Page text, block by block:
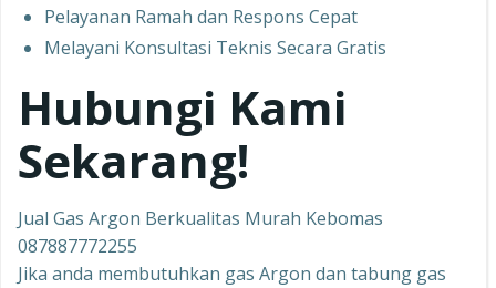
Pelayanan Ramah dan Respons Cepat
Melayani Konsultasi Teknis Secara Gratis
Hubungi Kami
Sekarang!
Jual Gas Argon Berkualitas Murah Kebomas
087887772255
Jika anda membutuhkan gas Argon dan tabung gas